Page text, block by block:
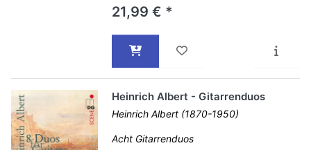
21,99 € *
Heinrich Albert - Gitarrenduos
Heinrich Albert (1870-1950)
Acht Gitarrenduos